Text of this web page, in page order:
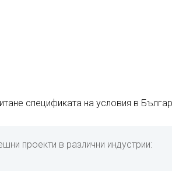
спецификата на условия в
проекти в различни индустрии: